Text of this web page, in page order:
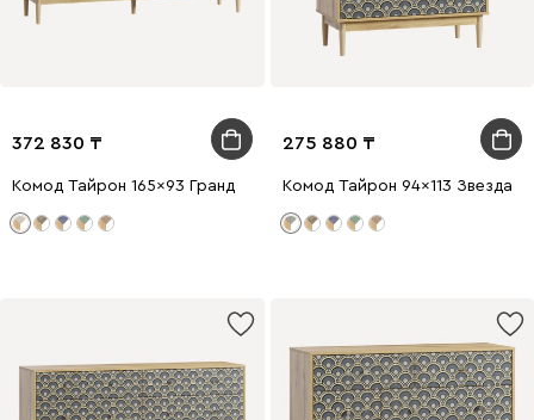
372 830
Комод Тайрон 165x93 Гранд ​
275 880
Комод Тайрон 94x113 Звезда ​